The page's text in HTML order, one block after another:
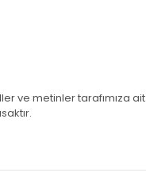
ve metinler tarafımıza ait